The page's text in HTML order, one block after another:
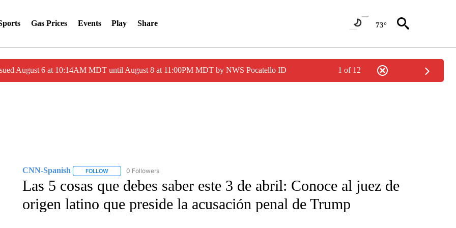
Gas Prices Events Play Share 73°
August 6 at 10:14AM MDT until August 8 at 11:00PM MDT by NWS Pocatello ID 1 of 12
CNN-Spanish FOLLOWFOLLOW "CNN-SPANISH" TO RECEIVE NOTIFICATIONS ABOUT NEW PAGES ON "CNN-SPANISH".
0 Followers
Las 5 cosas que debes saber este 3 de abril: Conoce al juez de
origen latino que preside la acusación penal de Trump